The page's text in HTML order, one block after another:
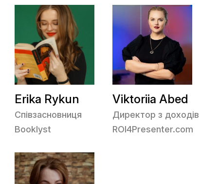
Erika Rykun
Співзасновниця
Booklyst
Viktoriia Abed
Директор з доходів
ROI4Presenter.com